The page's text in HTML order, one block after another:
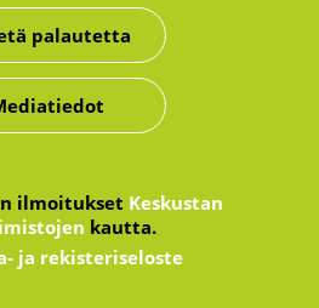
palautetta
ilmoitukset Keskustan
kautta.
ja rekisteriseloste